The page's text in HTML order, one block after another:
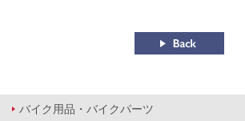
バイク用品・バイクパーツ